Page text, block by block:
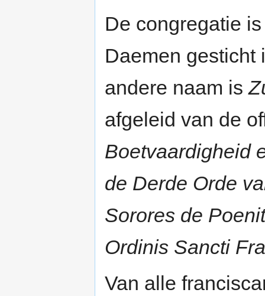
De congregatie
Daemen gesticht
andere naam is
afgeleid van de
Boetvaardigheid
de Derde Orde
Sorores de
Ordinis Sancti
Van alle